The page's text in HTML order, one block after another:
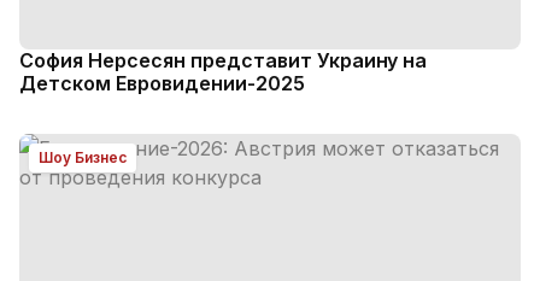
София Нерсесян представит Украину на
Детском Евровидении-2025
Шоу Бизнес